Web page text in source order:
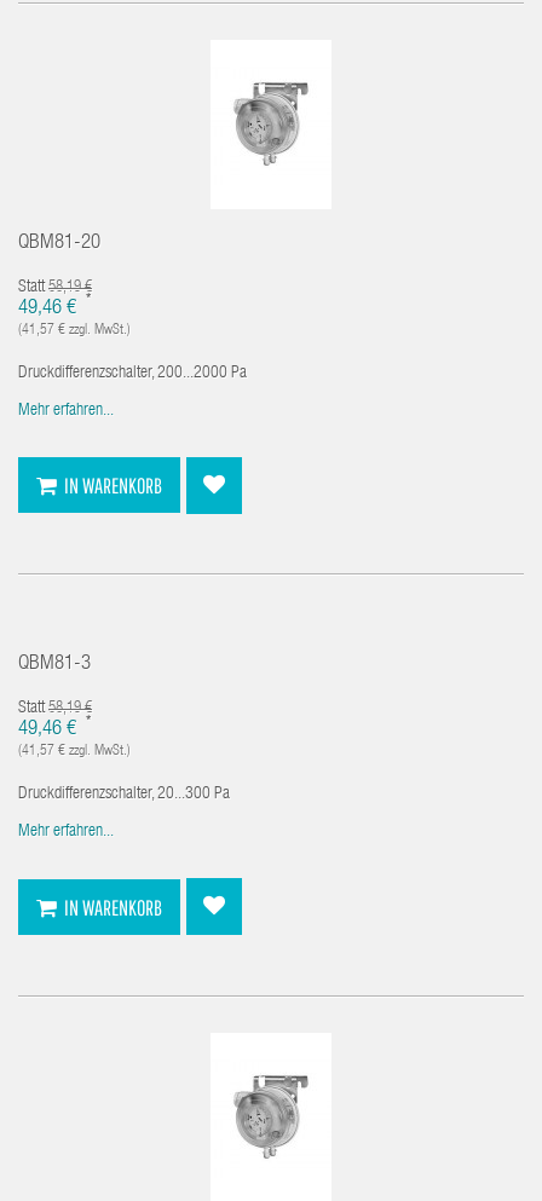
QBM81-20
Statt58,19 €
49,46 € *
(41,57 € zzgl. MwSt.)
Druckdifferenzschalter, 200...2000 Pa
Mehr erfahren...
IN WARENKORB
QBM81-3
Statt58,19 €
49,46 € *
(41,57 € zzgl. MwSt.)
Druckdifferenzschalter, 20...300 Pa
Mehr erfahren...
IN WARENKORB